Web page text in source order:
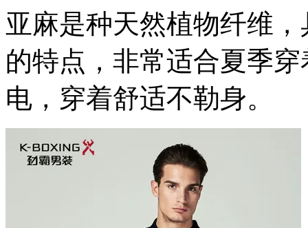
亚麻是种天然植物纤维
的特点，非常适合夏季
电，穿着舒适不勒身。